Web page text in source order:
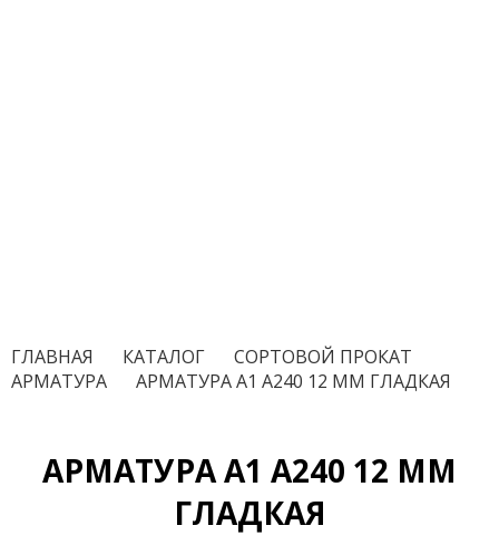
ГЛАВНАЯ КАТАЛОГ СОРТОВОЙ ПРОКАТ
АРМАТУРА АРМАТУРА А1 А240 12 ММ ГЛАДКАЯ
АРМАТУРА А1 А240 12 ММ
ГЛАДКАЯ